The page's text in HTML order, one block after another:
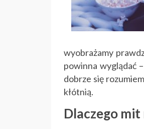
wyobrażamy
powinna wyglądać
dobrze się
kłótnią.
Dlaczego